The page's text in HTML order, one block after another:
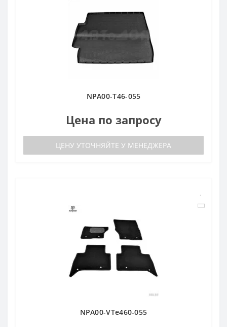
NPA00-T46-055
Цена по запросу
ЦЕНУ УТОЧНЯЙТЕ У МЕНЕДЖЕРА
NPA00-VTe460-055